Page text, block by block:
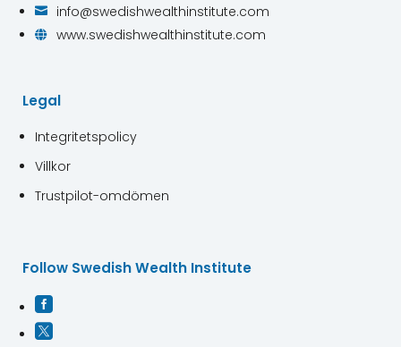
 info@swedishwealthinstitute.com
 www.swedishwealthinstitute.com
Legal
Integritetspolicy
Villkor
Trustpilot-omdömen
Follow Swedish Wealth Institute

